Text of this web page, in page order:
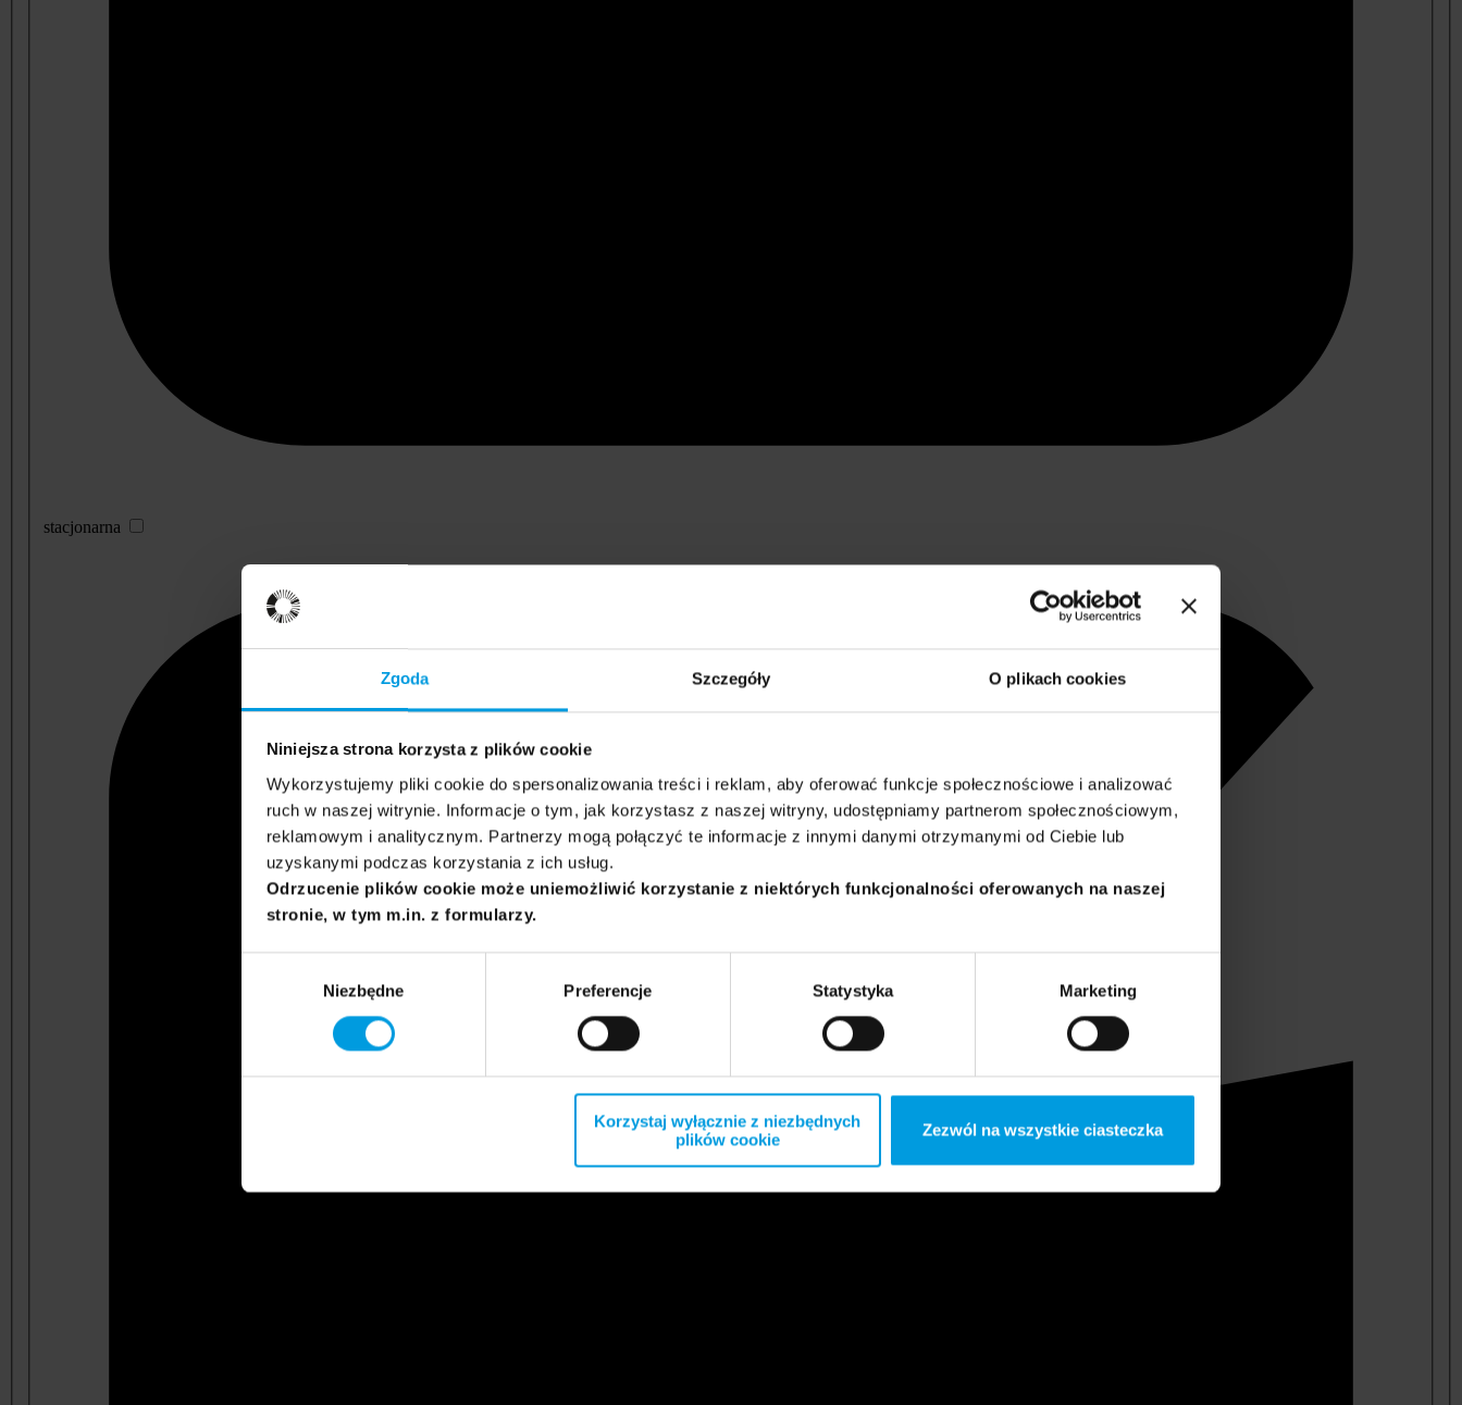
Zgoda Szczegóły O plikach cookies
Niniejsza strona korzysta z plików cookie
Wykorzystujemy pliki cookie do spersonalizowania treści i reklam, aby oferować funkcje społecznościowe i analizować
ruch w naszej witrynie. Informacje o tym, jak korzystasz z naszej witryny, udostępniamy partnerom społecznościowym,
reklamowym i analitycznym. Partnerzy mogą połączyć te informacje z innymi danymi otrzymanymi od Ciebie lub
uzyskanymi podczas korzystania z ich usług.
Odrzucenie plików cookie może uniemożliwić korzystanie z niektórych funkcjonalności oferowanych na naszej
stronie, w tym m.in. z formularzy.
Niezbędne Preferencje Statystyka Marketing
Korzystaj wyłącznie z niezbędnych
plików cookie
Zezwól na wszystkie ciasteczka
stacjonarna